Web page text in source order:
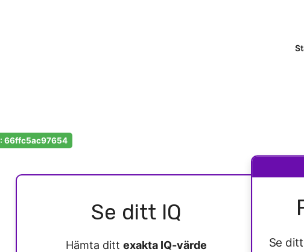
66ffc5ac97654
Se ditt IQ
Hämta ditt exakta IQ-värde Se ditt